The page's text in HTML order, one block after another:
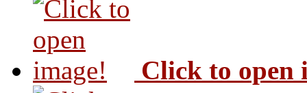
Click to open